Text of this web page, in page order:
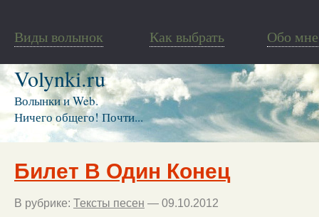
Виды волынок Как выбрать Обо мне
Volynki.ru
Волынки и Web.
Ничего общего! Почти...
Билет В Один Конец
В рубрике: Тексты песен — 09.10.2012